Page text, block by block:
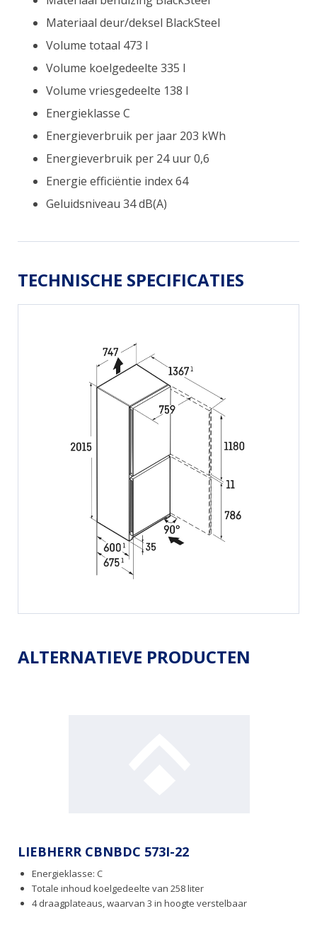
Materiaal deur/deksel BlackSteel
Volume totaal 473 l
Volume koelgedeelte 335 l
Volume vriesgedeelte 138 l
Energieklasse C
Energieverbruik per jaar 203 kWh
Energieverbruik per 24 uur 0,6
Energie efficiëntie index 64
Geluidsniveau 34 dB(A)
TECHNISCHE SPECIFICATIES
ALTERNATIEVE PRODUCTEN
LIEBHERR CBNBDC 573I-22
Energieklasse: C
Totale inhoud koelgedeelte van 258 liter
4 draagplateaus, waarvan 3 in hoogte verstelbaar